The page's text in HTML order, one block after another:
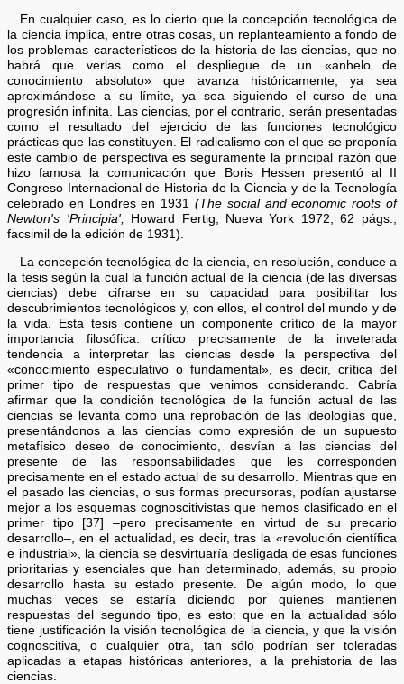
En cualquier caso, es lo cierto que la concepción tecnológica de
la ciencia implica, entre otras cosas, un replanteamiento a fondo de
los problemas característicos de la historia de las ciencias, que no
habrá que verlas como el despliegue de un «anhelo de
conocimiento absoluto» que avanza históricamente, ya sea
aproximándose a su límite, ya sea siguiendo el curso de una
progresión infinita. Las ciencias, por el contrario, serán presentadas
como el resultado del ejercicio de las funciones tecnológico
prácticas que las constituyen. El radicalismo con el que se proponía
este cambio de perspectiva es seguramente la principal razón que
hizo famosa la comunicación que Boris Hessen presentó al II
Congreso Internacional de Historia de la Ciencia y de la Tecnología
celebrado en Londres en 1931 (The social and economic roots of
Newton's 'Principia', Howard Fertig, Nueva York 1972, 62 págs.,
facsimil de la edición de 1931).
La concepción tecnológica de la ciencia, en resolución, conduce a
la tesis según la cual la función actual de la ciencia (de las diversas
ciencias) debe cifrarse en su capacidad para posibilitar los
descubrimientos tecnológicos y, con ellos, el control del mundo y de
la vida. Esta tesis contiene un componente crítico de la mayor
importancia filosófica: crítico precisamente de la inveterada
tendencia a interpretar las ciencias desde la perspectiva del
«conocimiento especulativo o fundamental», es decir, crítica del
primer tipo de respuestas que venimos considerando. Cabría
afirmar que la condición tecnológica de la función actual de las
ciencias se levanta como una reprobación de las ideologías que,
presentándonos a las ciencias como expresión de un supuesto
metafísico deseo de conocimiento, desvían a las ciencias del
presente de las responsabilidades que les corresponden
precisamente en el estado actual de su desarrollo. Mientras que en
el pasado las ciencias, o sus formas precursoras, podían ajustarse
mejor a los esquemas cognoscitivistas que hemos clasificado en el
primer tipo [37] –pero precisamente en virtud de su precario
desarrollo–, en el actualidad, es decir, tras la «revolución científica
e industrial», la ciencia se desvirtuaría desligada de esas funciones
prioritarias y esenciales que han determinado, además, su propio
desarrollo hasta su estado presente. De algún modo, lo que
muchas veces se estaría diciendo por quienes mantienen
respuestas del segundo tipo, es esto: que en la actualidad sólo
tiene justificación la visión tecnológica de la ciencia, y que la visión
cognoscitiva, o cualquier otra, tan sólo podrían ser toleradas
aplicadas a etapas históricas anteriores, a la prehistoria de las
ciencias.